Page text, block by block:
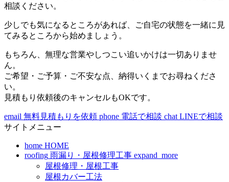
相談ください。
少しでも気になるところがあれば、ご自宅の状態を一緒に見
てみるところから始めましょう。
もちろん、無理な営業やしつこい追いかけは一切ありませ
ん。
ご希望・ご予算・ご不安な点、納得いくまでお尋ねくださ
い。
見積もり依頼後のキャンセルもOKです。
email 無料見積もりを依頼 phone 電話で相談 chat LINEで相談
サイトメニュー
home HOME
roofing 雨漏り・屋根修理工事 expand_more
屋根修理・屋根工事
屋根カバー工法